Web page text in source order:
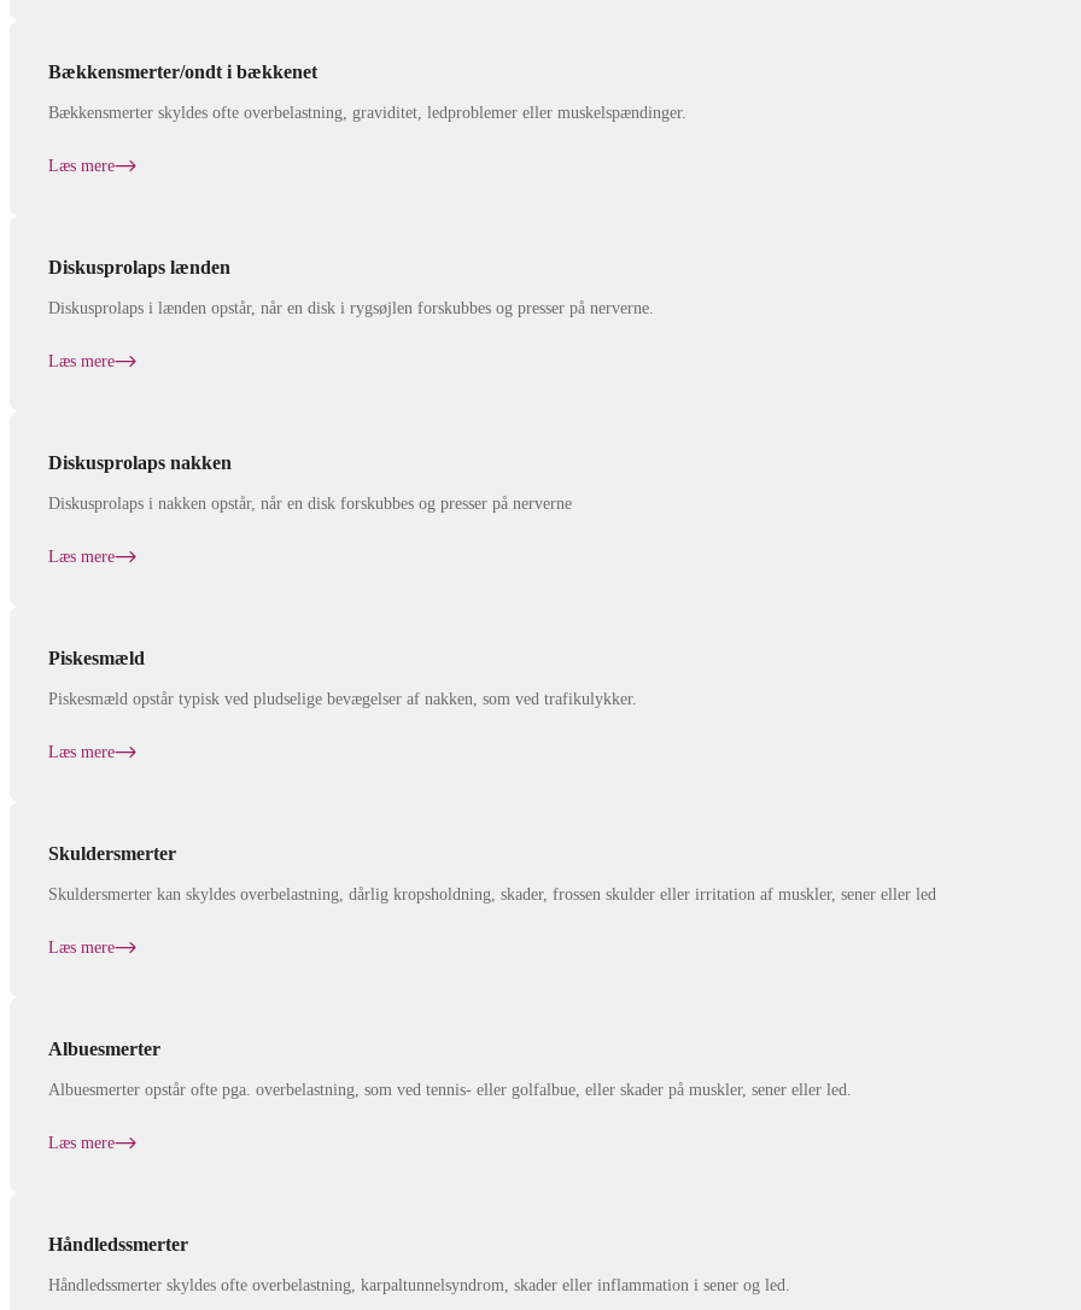
Bækkensmerter/ondt i bækkenet
Bækkensmerter skyldes ofte overbelastning, graviditet, ledproblemer eller muskelspændinger.
Læs mere
Diskusprolaps lænden
Diskusprolaps i lænden opstår, når en disk i rygsøjlen forskubbes og presser på nerverne.
Læs mere
Diskusprolaps nakken
Diskusprolaps i nakken opstår, når en disk forskubbes og presser på nerverne
Læs mere
Piskesmæld
Piskesmæld opstår typisk ved pludselige bevægelser af nakken, som ved trafikulykker.
Læs mere
Skuldersmerter
Skuldersmerter kan skyldes overbelastning, dårlig kropsholdning, skader, frossen skulder eller irritation af muskler, sener eller led
Læs mere
Albuesmerter
Albuesmerter opstår ofte pga. overbelastning, som ved tennis- eller golfalbue, eller skader på muskler, sener eller led.
Læs mere
Håndledssmerter
Håndledssmerter skyldes ofte overbelastning, karpaltunnelsyndrom, skader eller inflammation i sener og led.